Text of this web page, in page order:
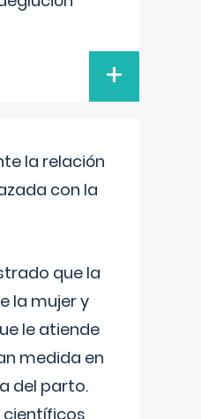
+
la relación
con la
que la
la mujer y
le atiende
medida en
del parto.
científicos